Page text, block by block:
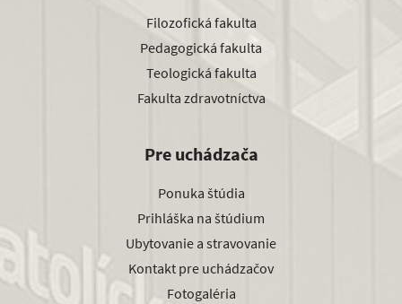
Filozofická fakulta
Pedagogická fakulta
Teologická fakulta
Fakulta zdravotníctva
Pre uchádzača
Ponuka štúdia
Prihláška na štúdium
Ubytovanie a stravovanie
Kontakt pre uchádzačov
Fotogaléria